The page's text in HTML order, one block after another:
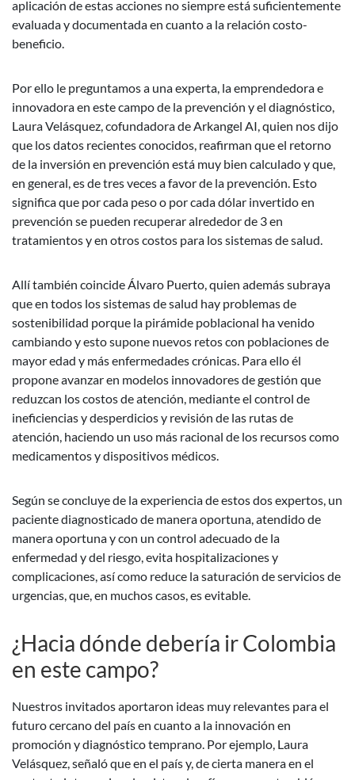
aplicación de estas acciones no siempre está suficientemente
evaluada y documentada en cuanto a la relación costo-
beneficio.
Por ello le preguntamos a una experta, la emprendedora e
innovadora en este campo de la prevención y el diagnóstico,
Laura Velásquez, cofundadora de Arkangel AI, quien nos dijo
que los datos recientes conocidos, reafirman que el retorno
de la inversión en prevención está muy bien calculado y que,
en general, es de tres veces a favor de la prevención. Esto
significa que por cada peso o por cada dólar invertido en
prevención se pueden recuperar alrededor de 3 en
tratamientos y en otros costos para los sistemas de salud.
Allí también coincide Álvaro Puerto, quien además subraya
que en todos los sistemas de salud hay problemas de
sostenibilidad porque la pirámide poblacional ha venido
cambiando y esto supone nuevos retos con poblaciones de
mayor edad y más enfermedades crónicas. Para ello él
propone avanzar en modelos innovadores de gestión que
reduzcan los costos de atención, mediante el control de
ineficiencias y desperdicios y revisión de las rutas de
atención, haciendo un uso más racional de los recursos como
medicamentos y dispositivos médicos.
Según se concluye de la experiencia de estos dos expertos, un
paciente diagnosticado de manera oportuna, atendido de
manera oportuna y con un control adecuado de la
enfermedad y del riesgo, evita hospitalizaciones y
complicaciones, así como reduce la saturación de servicios de
urgencias, que, en muchos casos, es evitable.
¿Hacia dónde debería ir Colombia
en este campo?
Nuestros invitados aportaron ideas muy relevantes para el
futuro cercano del país en cuanto a la innovación en
promoción y diagnóstico temprano. Por ejemplo, Laura
Velásquez, señaló que en el país y, de cierta manera en el